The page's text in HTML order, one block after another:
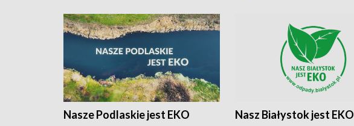
Nasze Podlaskie jest EKO Nasz Białystok jest EKO